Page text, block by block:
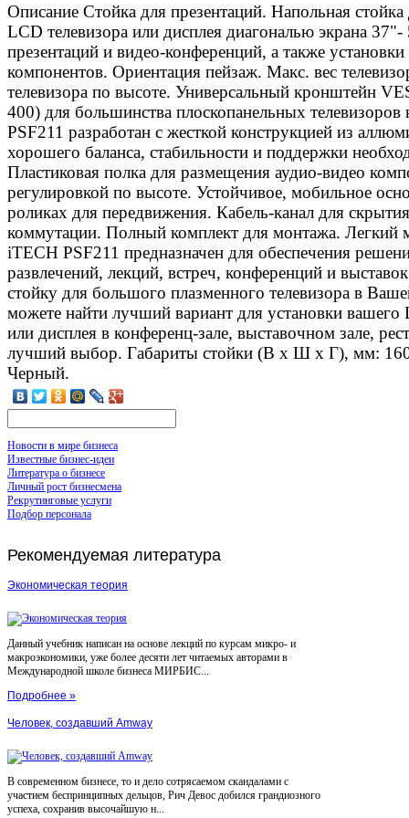
Описание Стойка для презентаций. Напольная
LCD телевизора или дисплея диагональю экрана
презентаций и видео-конференций, а также
компонентов. Ориентация пейзаж. Макс. вес
телевизора по высоте. Универсальный кронштейн
400) для большинства плоскопанельных
PSF211 разработан с жесткой конструкцией из
хорошего баланса, стабильности и поддержки
Пластиковая полка для размещения аудио-видео
регулировкой по высоте. Устойчивое, мобильное
роликах для передвижения. Кабель-канал для
коммутации. Полный комплект для монтажа. Легкий
iTECH PSF211 предназначен для обеспечения
развлечений, лекций, встреч, конференций и
стойку для большого плазменного телевизора в
можете найти лучший вариант для установки вашего
или дисплея в конференц-зале, выставочном зале,
лучший выбор. Габариты стойки (В х Ш х Г), мм:
Черный.
Новости в мире бизнеса
Известные бизнес-идеи
Литература о бизнесе
Личный рост бизнесмена
Рекрутинговые услуги
Подбор персонала
Рекомендуемая литература
Экономическая теория
Данный учебник написан на основе лекций по курсам микро- и
макроэкономики, уже более десяти лет читаемых авторами в
Международной школе бизнеса МИРБИС...
Подробнее »
Человек, создавший Amway
В современном бизнесе, то и дело сотрясаемом скандалами с
участием беспринципных дельцов, Рич Девос добился грандиозного
успеха, сохранив высочайшую н...